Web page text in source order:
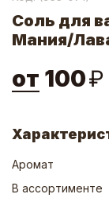
Соль для
Мания/
от 100₽
Аромат
В ассортименте